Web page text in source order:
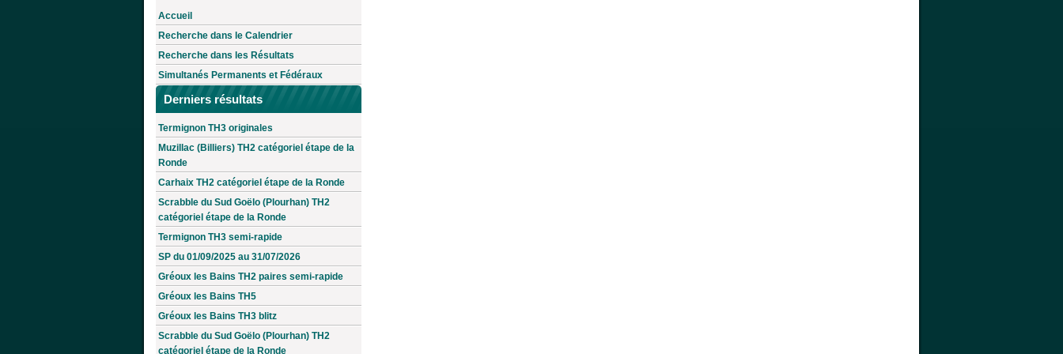
Accueil
Recherche dans le Calendrier
Recherche dans les Résultats
Simultanés Permanents et Fédéraux
Derniers résultats
Termignon TH3 originales
Muzillac (Billiers) TH2 catégoriel étape de la
Ronde
Carhaix TH2 catégoriel étape de la Ronde
Scrabble du Sud Goëlo (Plourhan) TH2
catégoriel étape de la Ronde
Termignon TH3 semi-rapide
SP du 01/09/2025 au 31/07/2026
Gréoux les Bains TH2 paires semi-rapide
Gréoux les Bains TH5
Gréoux les Bains TH3 blitz
Scrabble du Sud Goëlo (Plourhan) TH2
catégoriel étape de la Ronde